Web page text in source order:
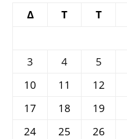
Δ
Τ Τ
3
4 5
10
11 12
17
18 19
24
25 26